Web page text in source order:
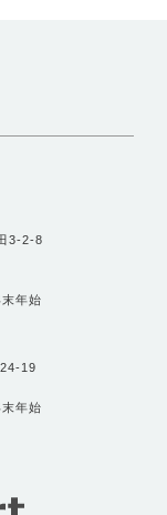
3-2-8
年始
19
年始